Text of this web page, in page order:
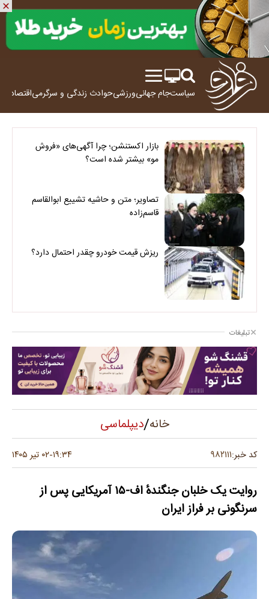
سیاستجام جهانیورزشیحوادث زندگی و سرگرمیاقتصاد
بازار اکستنشن؛ چرا آگهی‌های «فروش
مو» بیشتر شده است؟
تصاویر؛ متن و حاشیه تشییع ابوالقاسم
قاسم‌زاده
ریزش قیمت خودرو چقدر احتمال دارد؟
تبلیغات
خانه/دیپلماسی
کد خبر:۹۸۲۱۱۱ ۱۹:۳۴-۰۲ تیر ۱۴۰۵
روایت یک خلبان جنگندهٔ اف‑۱۵ آمریکایی پس از
سرنگونی بر فراز ایران